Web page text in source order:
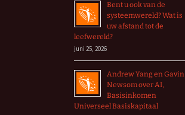
Bent u ook van de
systeemwereld? Wat is
uw afstand tot de
leefwereld?
juni 25, 2026
Andrew Yang en Gavin
Newsom over AI,
Basisinkomen
Universeel Basiskapitaal